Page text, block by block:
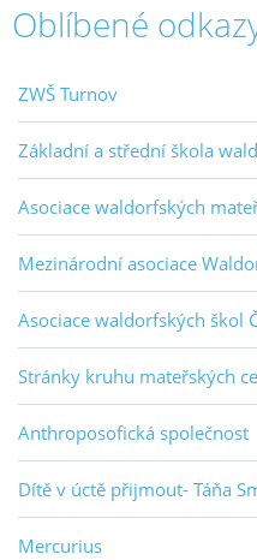
Oblíbené
ZWŠ Turnov
Základní a střední škola
Asociace waldorfských
Mezinárodní asociace
Asociace waldorfských škol
Stránky kruhu mateřských
Anthroposofická společnost
Dítě v úctě přijmout- Táňa
Mercurius